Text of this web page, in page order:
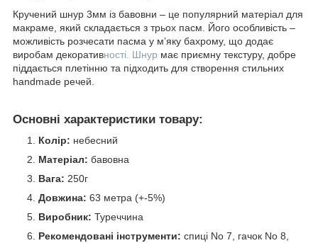
Кручений шнур 3мм із бавовни – це популярний матеріал для
макраме, який складається з трьох пасм. Його особливість –
можливість розчесати пасма у м’яку бахрому, що додає
виробам декоративності. Шнур має приємну текстуру, добре
піддається плетінню та підходить для створення стильних
handmade речей.
Основні характеристики товару:
Колір: небесний
Матеріал: бавовна
Вага: 250г
Довжина: 63 метра (+-5%)
Виробник: Туреччина
Рекомендовані інструменти: спиці No 7, гачок No 8,